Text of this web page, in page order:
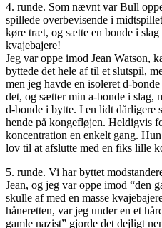
4. runde. Som nævnt var Bull
spillede overbevisende i
køre træt, og sætte en bonde i
kvajebajere!
Jeg var oppe imod Jean Watson,
byttede det hele af til et slutspil,
men jeg havde en isoleret d-
det, og sætter min a-bonde i slag,
d-bonde i bytte. I en lidt dårligere
hende på kongefløjen. Heldigvis
koncentration en enkelt gang.
lov til at afslutte med en fiks lille
5. runde. Vi har byttet
Jean, og jeg var oppe imod “den
skulle af med en masse
håneretten, var jeg under en et
gamle nazist” gjorde det dejligt